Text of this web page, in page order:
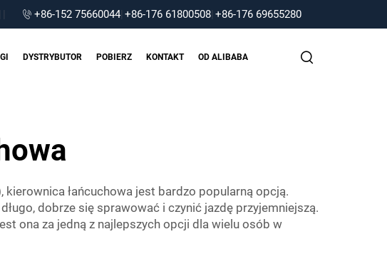
+86-152 75660044 +86-176 61800508 +86-176 69655280
DYSTRYBUTOR POBIERZ KONTAKT OD ALIBABA
łańcuchowa jest bardzo popularną opcją.
dobrze się sprawować i czynić jazdę przyjemniejszą.
ona za jedną z najlepszych opcji dla wielu osób w